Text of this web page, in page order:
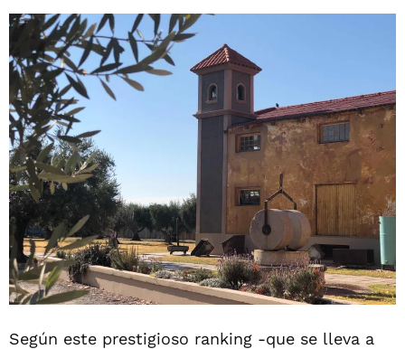
Según este prestigioso ranking -que se lleva a